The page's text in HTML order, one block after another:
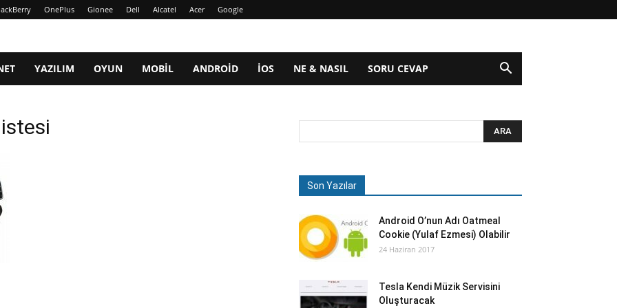
OnePlus Gionee Dell Alcatel Acer Google
YAZILIM OYUN MOBIL ANDROID IOS NE & NASIL SORU CEVAP
Son Yazılar
Android O’nun Adı Oatmeal
Cookie (Yulaf Ezmesi) Olabilir
24 Haziran 2017
Tesla Kendi Müzik Servisini
Oluşturacak